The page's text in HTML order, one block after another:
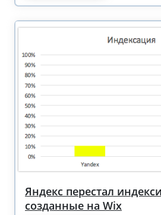
Яндекс перестал
созданные на Wix